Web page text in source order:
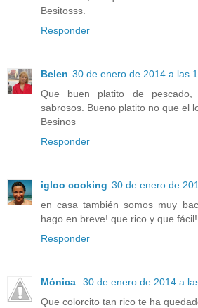
Besitosss.
Responder
Belen 30 de enero de 2014 a las
Que buen platito de
sabrosos. Bueno platito no que el
Besinos
Responder
igloo cooking 30 de enero de
en casa también somos muy
hago en breve! que rico y que
Responder
Mónica
30 de enero de 2014 a
Que colorcito tan rico te ha